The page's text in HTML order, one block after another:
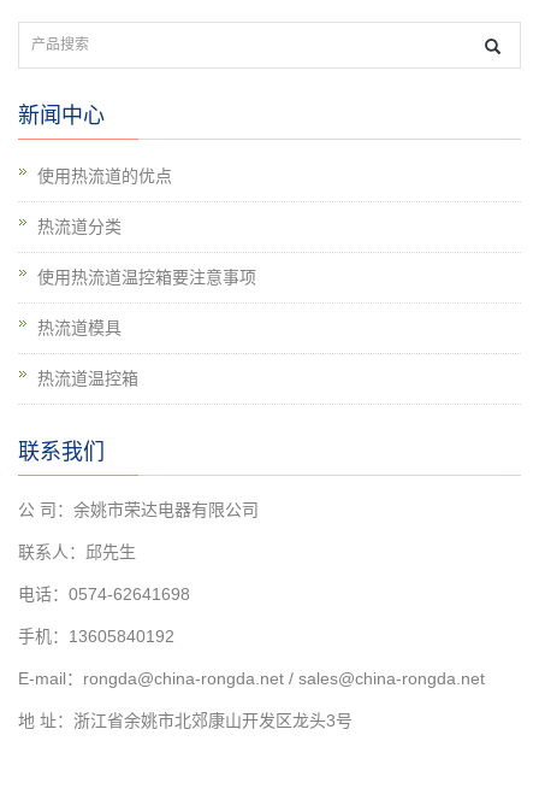
新闻中心
使用热流道的优点
热流道分类
使用热流道温控箱要注意事项
热流道模具
热流道温控箱
联系我们
公 司：余姚市荣达电器有限公司
联系人：邱先生
电话：0574-62641698
手机：13605840192
E-mail：rongda@china-rongda.net / sales@china-rongda.net
地 址：浙江省余姚市北郊康山开发区龙头3号